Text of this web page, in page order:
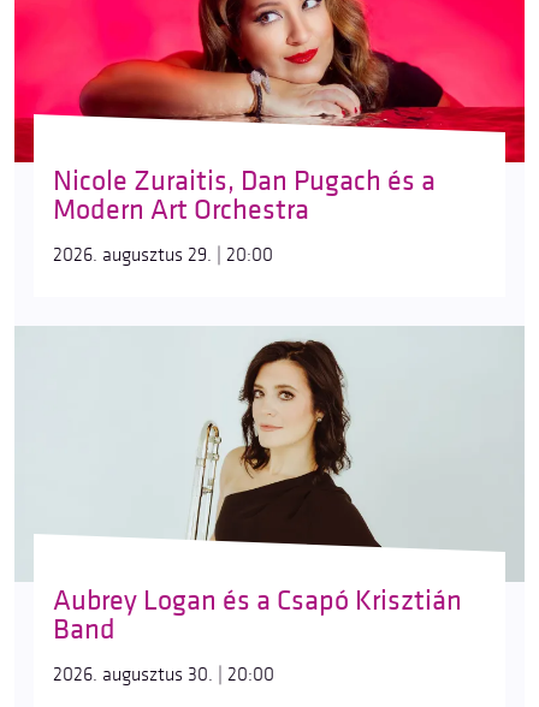
Nicole Zuraitis, Dan Pugach és a
Modern Art Orchestra
2026. augusztus 29. | 20:00
Aubrey Logan és a Csapó Krisztián
Band
2026. augusztus 30. | 20:00